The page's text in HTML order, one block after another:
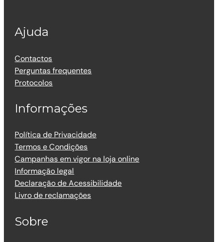
Ajuda
Contactos
Perguntas frequentes
Protocolos
Informações
Política de Privacidade
Termos e Condições
Campanhas em vigor na loja online
Informação legal
Declaração de Acessibilidade
Livro de reclamações
Sobre